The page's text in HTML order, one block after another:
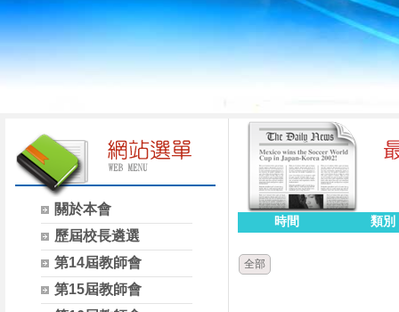
關於本會
歷屆校長遴選
第14屆教師會
第15屆教師會
時間 類別
全部